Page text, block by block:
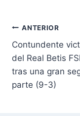
entrada:
de
ANTERIOR
Contundente
del Real Betis
tras una gran
parte (9-3)